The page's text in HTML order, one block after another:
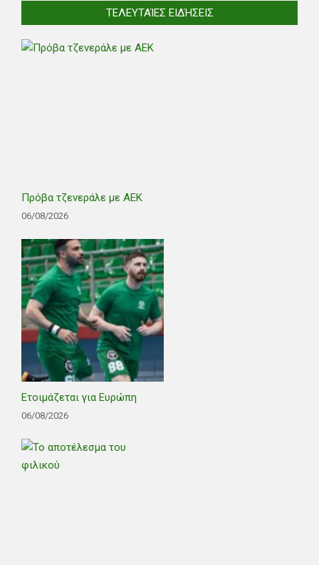
ΤΕΛΕΥΤΑΊΕΣ ΕΙΔΉΣΕΙΣ
Πρόβα τζενεράλε με ΑΕΚ
06/08/2026
Ετοιμάζεται για Ευρώπη
06/08/2026